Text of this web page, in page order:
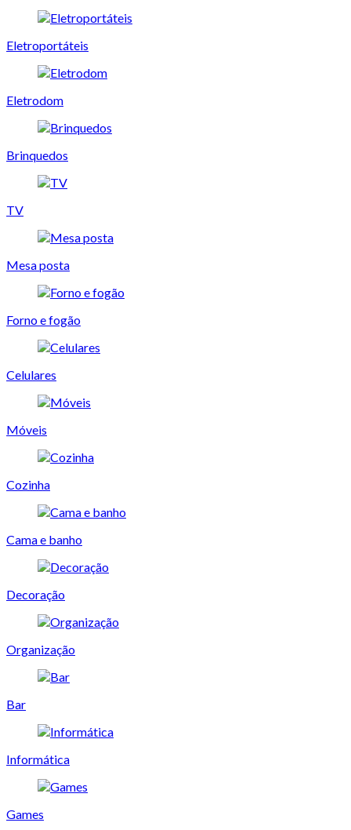
Eletroportáteis
Eletrodom
Brinquedos
TV
Mesa posta
Forno e fogão
Celulares
Móveis
Cozinha
Cama e banho
Decoração
Organização
Bar
Informática
Games